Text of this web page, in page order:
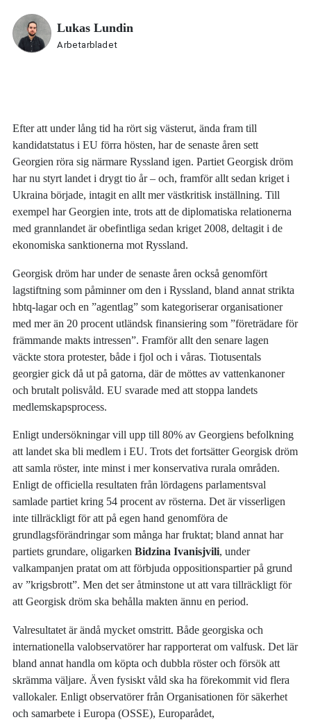
Lukas Lundin
Arbetarbladet
Efter att under lång tid ha rört sig västerut, ända fram till
kandidatstatus i EU förra hösten, har de senaste åren sett
Georgien röra sig närmare Ryssland igen. Partiet Georgisk dröm
har nu styrt landet i drygt tio år – och, framför allt sedan kriget i
Ukraina började, intagit en allt mer västkritisk inställning. Till
exempel har Georgien inte, trots att de diplomatiska relationerna
med grannlandet är obefintliga sedan kriget 2008, deltagit i de
ekonomiska sanktionerna mot Ryssland.
Georgisk dröm har under de senaste åren också genomfört
lagstiftning som påminner om den i Ryssland, bland annat strikta
hbtq-lagar och en ”agentlag” som kategoriserar organisationer
med mer än 20 procent utländsk finansiering som ”företrädare för
främmande makts intressen”. Framför allt den senare lagen
väckte stora protester, både i fjol och i våras. Tiotusentals
georgier gick då ut på gatorna, där de möttes av vattenkanoner
och brutalt polisvåld. EU svarade med att stoppa landets
medlemskapsprocess.
Enligt undersökningar vill upp till 80% av Georgiens befolkning
att landet ska bli medlem i EU. Trots det fortsätter Georgisk dröm
att samla röster, inte minst i mer konservativa rurala områden.
Enligt de officiella resultaten från lördagens parlamentsval
samlade partiet kring 54 procent av rösterna. Det är visserligen
inte tillräckligt för att på egen hand genomföra de
grundlagsförändringar som många har fruktat; bland annat har
partiets grundare, oligarkenBidzina Ivanisjvili, under
valkampanjen pratat om att förbjuda oppositionspartier på grund
av ”krigsbrott”. Men det ser åtminstone ut att vara tillräckligt för
att Georgisk dröm ska behålla makten ännu en period.
Valresultatet är ändå mycket omstritt. Både georgiska och
internationella valobservatörer har rapporterat om valfusk. Det lär
bland annat handla om köpta och dubbla röster och försök att
skrämma väljare. Även fysiskt våld ska ha förekommit vid flera
vallokaler. Enligt observatörer från Organisationen för säkerhet
och samarbete i Europa (OSSE), Europarådet,